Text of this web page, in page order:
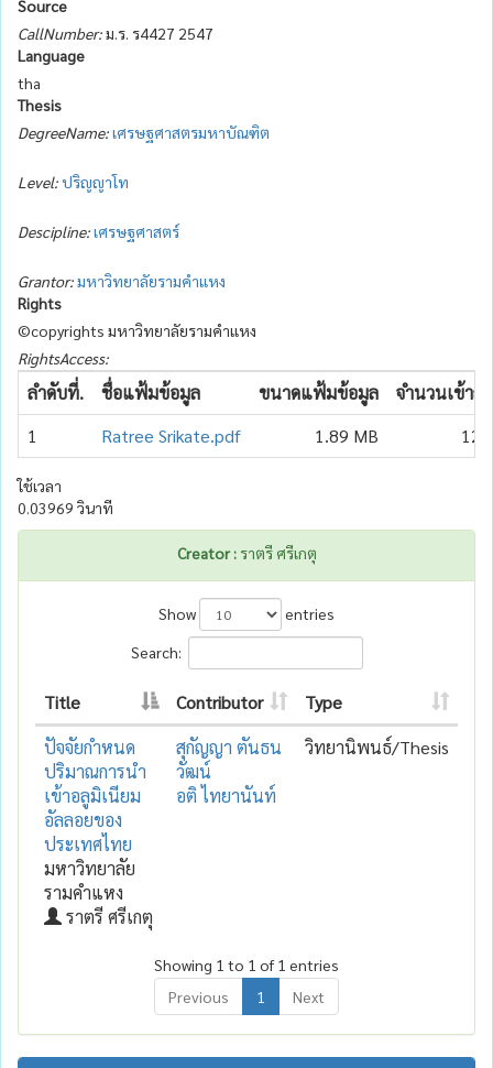
Source
CallNumber:ม.ร. ร4427 2547
Language
tha
Thesis
DegreeName:เศรษฐศาสตรมหาบัณฑิต
Level:ปริญญาโท
Descipline:เศรษฐศาสตร์
Grantor:มหาวิทยาลัยรามคำแหง
Rights
©copyrights มหาวิทยาลัยรามคำแหง
RightsAccess:
ลำดับที่. ชื่อแฟ้มข้อมูล ขนาดแฟ้มข้อมูล
จำนวนเข้าถึง
1
Ratree Srikate.pdf 1.89 MB 126
ใช้เวลา
0.03969 วินาที
Creator :ราตรี ศรีเกตุ
Show
entries
Search:
Title Contributor
Type
ปัจจัยกำหนด
ปริมาณการนำ
เข้าอลูมิเนียม
อัลลอยของ
ประเทศไทย
มหาวิทยาลัย
รามคำแหง
ราตรี ศรีเกตุ
สุกัญญา ตันธน
วัฒน์
อติ ไทยานันท์
วิทยานิพนธ์/Thesis
Showing 1 to 1 of 1 entries
Previous
1 Next